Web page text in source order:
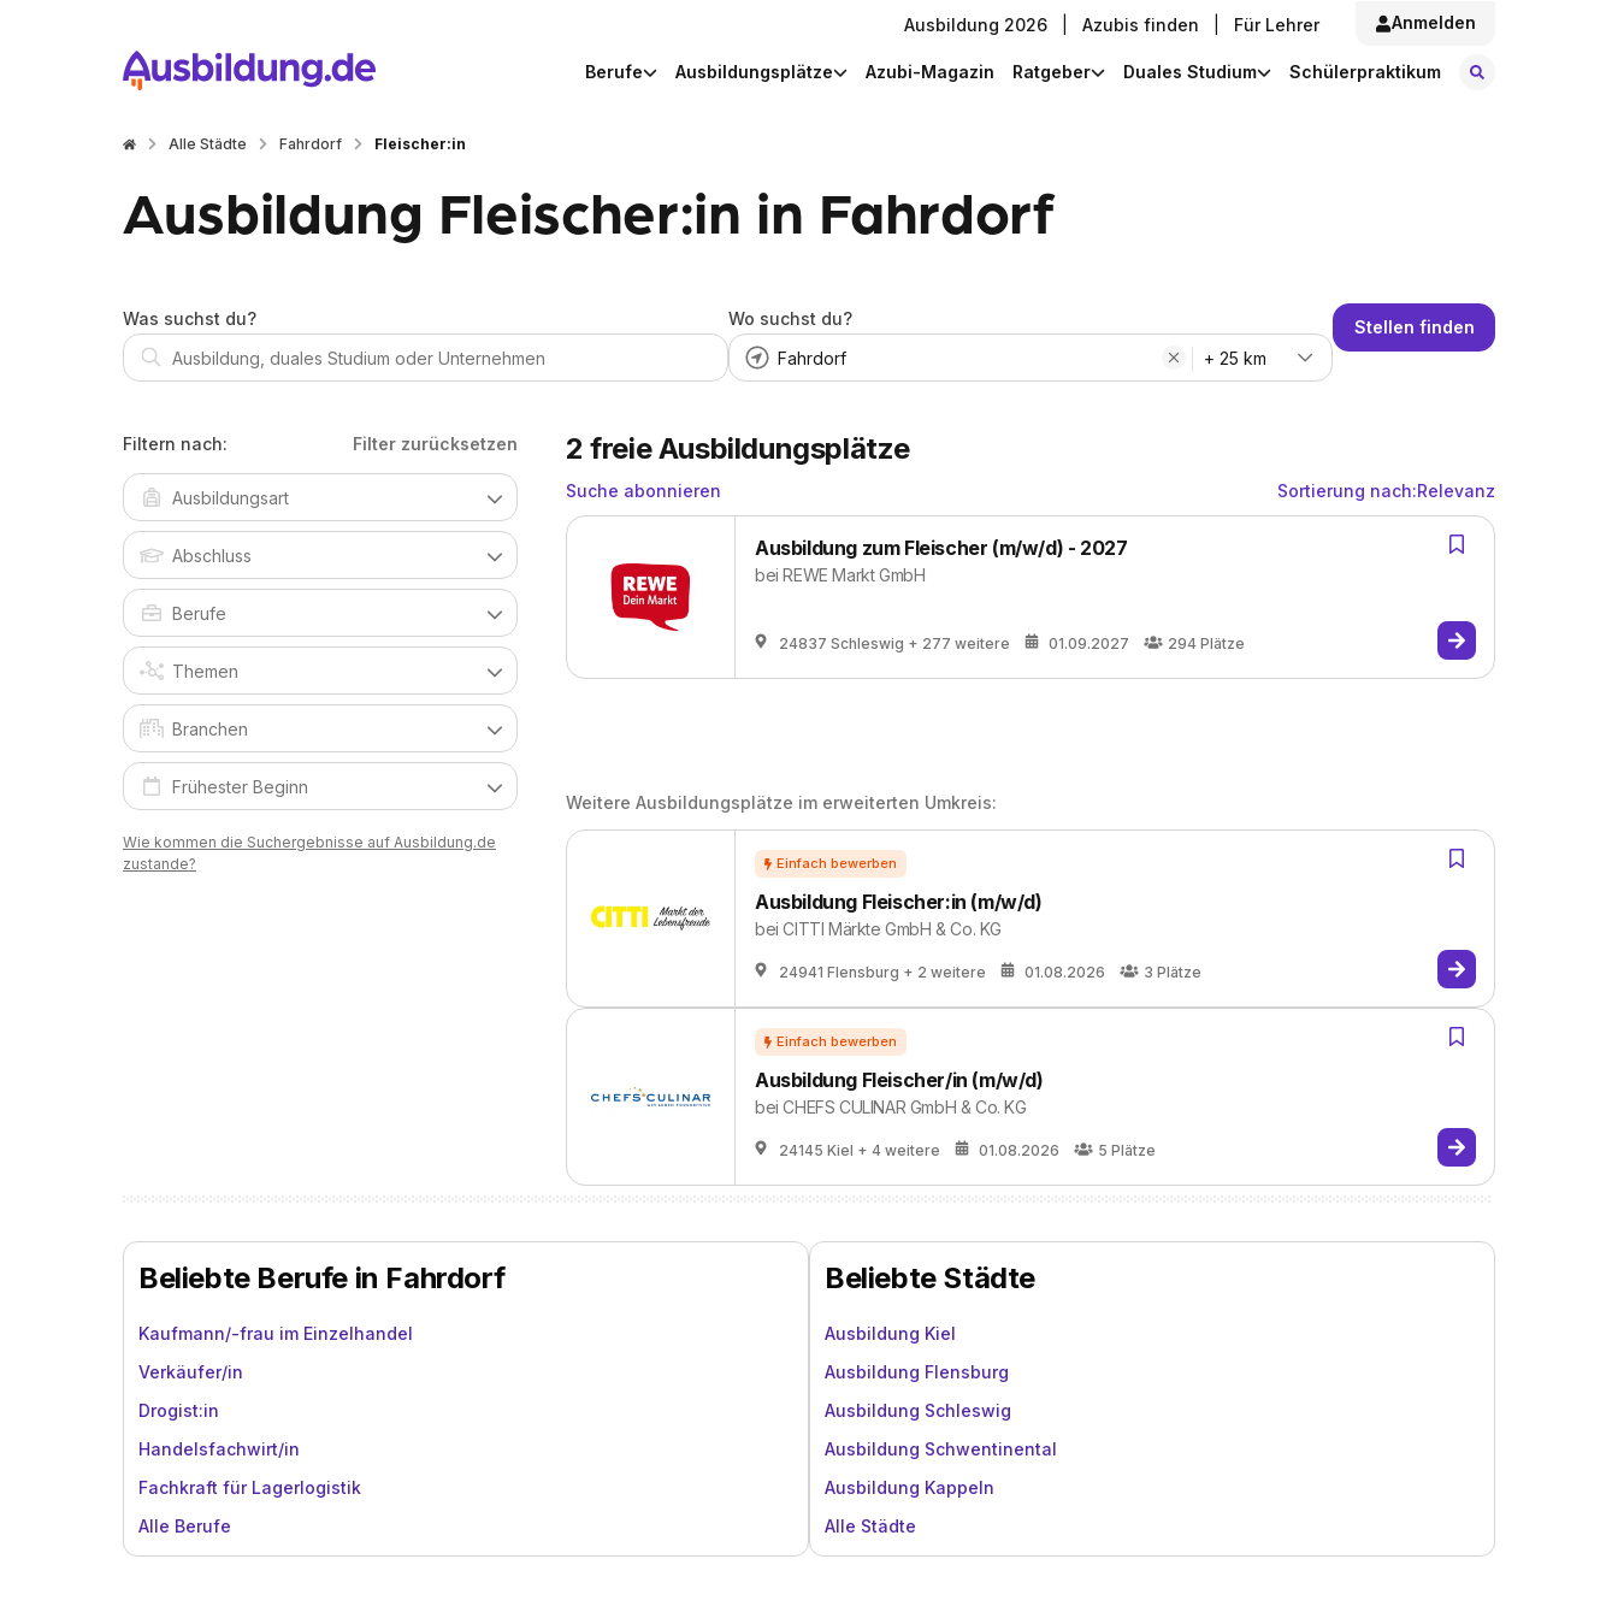
Ausbildung 2026 Azubis finden Für Lehrer Anmelden
Berufe Ausbildungsplätze Azubi-Magazin Ratgeber Duales Studium Schülerpraktikum
Alle Städte Fahrdorf Fleischer:in
Ausbildung Fleischer:in in Fahrdorf
Was suchst du?
Wo suchst du?
+ 25 km
Stellen finden
Filtern nach: Filter zurücksetzen
Wie kommen die Suchergebnisse auf Ausbildung.de
zustande?
2 freie Ausbildungsplätze
Suche abonnieren Sortierung nach:Relevanz
Ausbildung zum Fleischer (m/w/d) - 2027
beiREWE Markt GmbH
24837 Schleswig + 277 weitere 01.09.2027 294 Plätze
Weitere Ausbildungsplätze im erweiterten Umkreis:
Ausbildung Fleischer:in (m/w/d)
beiCITTI Märkte GmbH & Co. KG
24941 Flensburg + 2 weitere 01.08.2026 3 Plätze
Ausbildung Fleischer/in (m/w/d)
beiCHEFS CULINAR GmbH & Co. KG
24145 Kiel + 4 weitere 01.08.2026 5 Plätze
Beliebte Berufe in Fahrdorf
Kaufmann/-frau im Einzelhandel
Verkäufer/in
Drogist:in
Handelsfachwirt/in
Fachkraft für Lagerlogistik
Alle Berufe
Beliebte Städte
Ausbildung Kiel
Ausbildung Flensburg
Ausbildung Schleswig
Ausbildung Schwentinental
Ausbildung Kappeln
Alle Städte